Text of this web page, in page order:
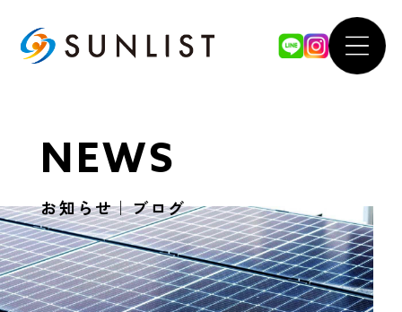
私たちについて
SERVICE
サービス案内
太陽光発電システム
FOR
法人のお
NEWS
お知らせ｜ブログ